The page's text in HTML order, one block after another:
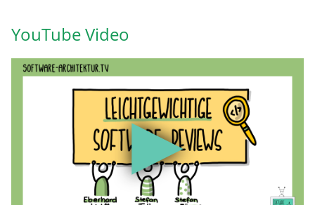
YouTube Video
▶